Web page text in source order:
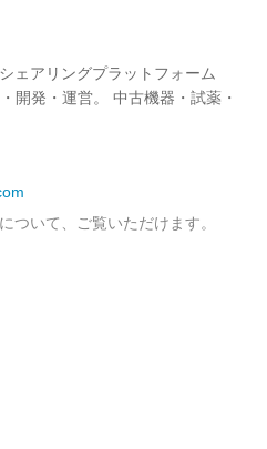
ェアリングプラットフォーム
開発・運営。 中古機器・試薬・
ついて、ご覧いただけます。